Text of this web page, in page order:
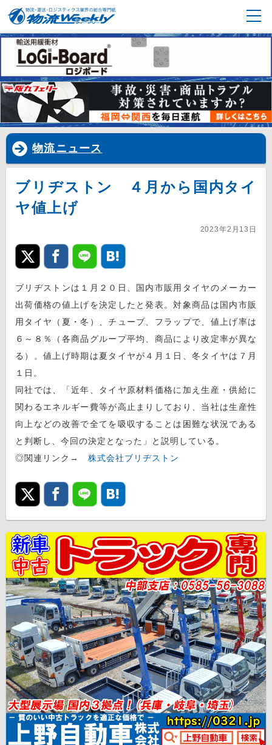
物流ニュース
ブリヂストン ４月から国内タイ
ヤ値上げ
2023年2月13日
ブリヂストンは１月２０日、国内市販用タイヤのメーカー
出荷価格の値上げを決定したと発表。対象商品は国内市販
用タイヤ（夏・冬）、チューブ、フラップで、値上げ率は
６～８％（各商品グループ平均、商品により改定率が異な
る）。値上げ時期は夏タイヤが４月１日、冬タイヤは７月
１日。
同社では、「近年、タイヤ原材料価格に加え生産・供給に
関わるエネルギー費等が高止まりしており、当社は生産性
向上などの改善で全てを吸収することは困難な状況である
と判断し、今回の決定となった」と説明している。
◎関連リンク→ 株式会社ブリヂストン